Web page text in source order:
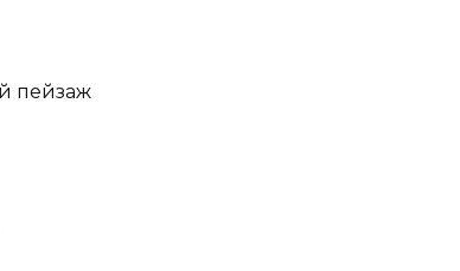
пейзаж